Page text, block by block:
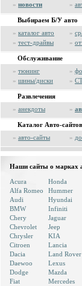
» новости »
Выбираем Б/У авто
» каталог авто »
» тест-драйвы »
Обслуживание
» тюнинг »
» шины/диски »
Развлечения
» анекдоты »
Каталог Авто-сайтов
» авто-сайты »
Наши сайты о марках
Acura
Alfa Romeo
Audi
BMW
Chery
Chevrolet
Chrysler
Citroen
Dacia
Daewoo
Dodge
Fiat
Honda
Hummer
Hyundai
Infiniti
Jaguar
Jeep
KIA
Lancia
Land Rover
Lexus
Mazda
Mercedes